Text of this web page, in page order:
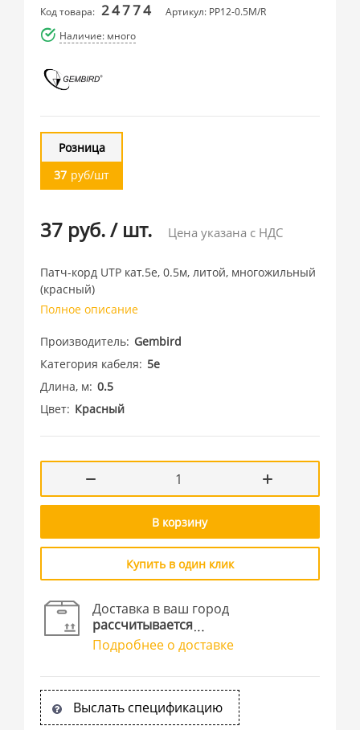
Код товара: 24774
Артикул: PP12-0.5M/R
Наличие: много
Розница
37 руб/шт
37 руб./ шт. Цена указана с НДС
Патч-корд UTP кат.5e, 0.5м, литой, многожильный
(красный)
Полное описание
Производитель Gembird
Категория кабеля
5e
Длина, м 0.5
Цвет Красный
В корзину
Купить в один клик
Доставка в ваш город
рассчитывается
Подробнее о доставке
Выслать спецификацию